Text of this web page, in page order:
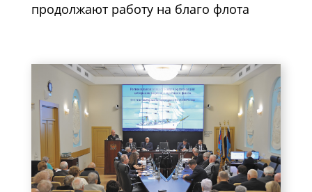
продолжают работу на благо флота